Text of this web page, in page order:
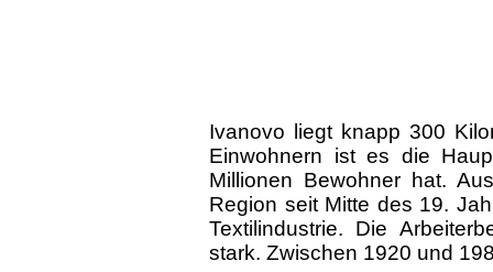
Ivanovo liegt knapp 300
Einwohnern ist es die
Millionen Bewohner hat.
Region seit Mitte des 19.
Textilindustrie. Die
stark. Zwischen 1920 und